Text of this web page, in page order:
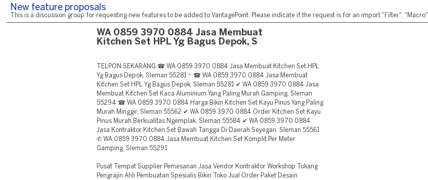
New feature proposals
This is a discussion group for requesting new features to be added to VantagePoint. Please indicate if the request is for an import "Filter",
WA 0859 3970 0884 Jasa Membuat
Kitchen Set HPL Yg Bagus Depok, S
TELPON SEKARANG ☎ WA 0859 3970 0884 Jasa Membuat Kitchen Set HPL
Yg Bagus Depok, Sleman 55281 ~ ☎ WA 0859 3970 0884 Jasa Membuat
Kitchen Set HPL Yg Bagus Depok, Sleman 55281 ✔ WA 0859 3970 0884 Jasa
Membuat Kitchen Set Kaca Aluminium Yang Paling Murah Gamping, Sleman
55294 ☎ WA 0859 3970 0884 Harga Bikin Kitchen Set Kayu Pinus Yang Paling
Murah Minggir, Sleman 55562 ✔ WA 0859 3970 0884 Order Kitchen Set Kayu
Pinus Murah Berkualitas Ngemplak, Sleman 55584 ✔ WA 0859 3970 0884
Jasa Kontraktor Kitchen Set Bawah Tangga Di Daerah Seyegan, Sleman 55561
✆ WA 0859 3970 0884 Jasa Membuat Kitchen Set Komplit Per Meter
Gamping, Sleman 55291
Pusat Tempat Supplier Pemesanan Jasa Vendor Kontraktor Workshop Tukang
Pengrajin Ahli Pembuatan Spesialis Bikin Toko Jual Order Paket Desain